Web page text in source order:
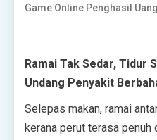
Game Online Penghasil Uang
Ramai Tak Sedar, Tidur
Undang Penyakit
Selepas makan, ramai
kerana perut terasa penuh